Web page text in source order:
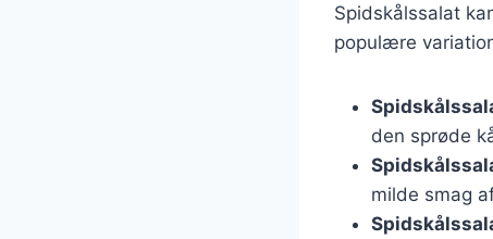
Spidskålssalat
populære
den sprøde
milde smag